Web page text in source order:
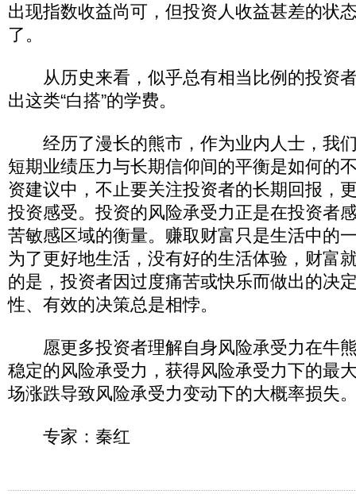
出现指数收益尚可，但投资人收益甚差的状
了。
从历史来看，似乎总有相当比例的投资
出这类“白搭”的学费。
经历了漫长的熊市，作为业内人士，我
短期业绩压力与长期信仰间的平衡是如何的
资建议中，不止要关注投资者的长期回报，
投资感受。投资的风险承受力正是在投资者
苦敏感区域的衡量。赚取财富只是生活中的
为了更好地生活，没有好的生活体验，财富
的是，投资者因过度痛苦或快乐而做出的决
性、有效的决策总是相悖。
愿更多投资者理解自身风险承受力在牛
稳定的风险承受力，获得风险承受力下的最
场涨跌导致风险承受力变动下的大概率损失
专家：秦红